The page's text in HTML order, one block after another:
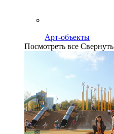
Арт-объекты
Посмотреть все Свернуть